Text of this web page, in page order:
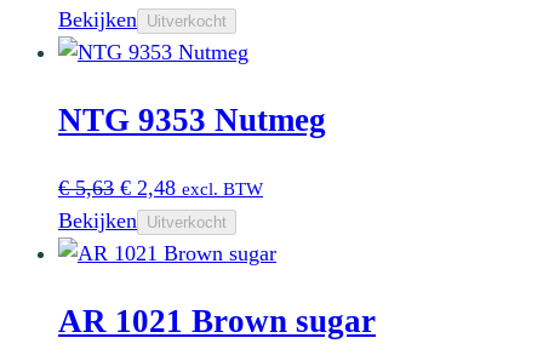
prijs
was:
prijs
is:
Bekijken Uitverkocht
NTG 9353 Nutmeg
€5,63 Oorspronkelijke
prijs
was:
€ 2,48Huidige
prijs
is:
excl. BTW
Bekijken Uitverkocht
AR 1021 Brown sugar